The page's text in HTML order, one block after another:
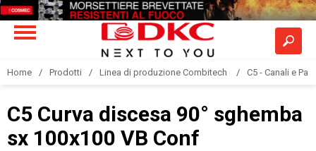
Home Prodotti Linea di produzione Combitech C5 - Canali e
C5 Curva discesa 90° sghemba
sx 100x100 VB Conf